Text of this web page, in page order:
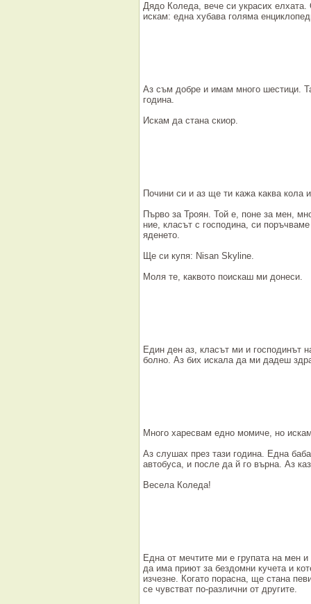
Дядо Коледа, вече си украсих
искам: една хубава голяма
Аз съм добре и имам много шестици.
година.
Искам да стана скиор.
Почини си и аз ще ти кажа каква кола
Първо за Троян. Той е, поне за мен,
ние, класът с господина, си
яденето.
Ще си купя: Nisan Skyline.
Моля те, каквото поискаш ми донеси.
Един ден аз, класът ми и господинът
болно. Аз бих искала да ми дадеш
Много харесвам едно момиче, но
Аз слушах през тази година. Една
автобуса, и после да й го върна. Аз
Весела Коледа!
Една от мечтите ми е групата на мен
да има приют за бездомни кучета и
изчезне. Когато порасна, ще стана
се чувстват по-различни от другите.